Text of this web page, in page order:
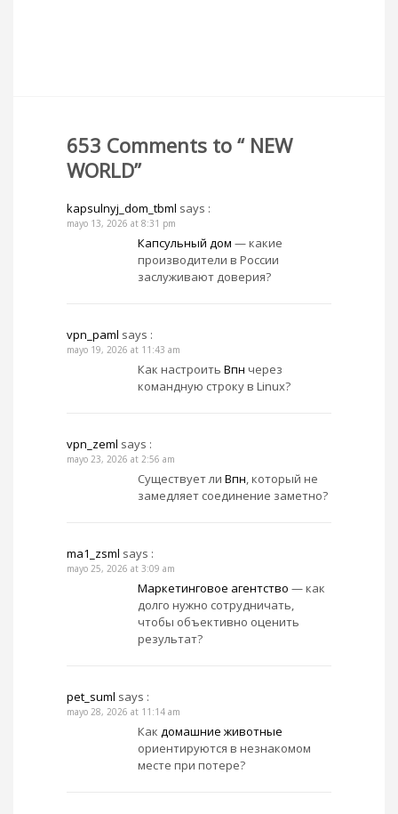
653 Comments to “ NEW
WORLD”
kapsulnyj_dom_tbml says :
mayo 13, 2026 at 8:31 pm
Капсульный дом — какие
производители в России
заслуживают доверия?
vpn_paml says :
mayo 19, 2026 at 11:43 am
Как настроить Впн через
командную строку в Linux?
vpn_zeml says :
mayo 23, 2026 at 2:56 am
Существует ли Впн, который не
замедляет соединение заметно?
ma1_zsml says :
mayo 25, 2026 at 3:09 am
Маркетинговое агентство — как
долго нужно сотрудничать,
чтобы объективно оценить
результат?
pet_suml says :
mayo 28, 2026 at 11:14 am
Как домашние животные
ориентируются в незнакомом
месте при потере?